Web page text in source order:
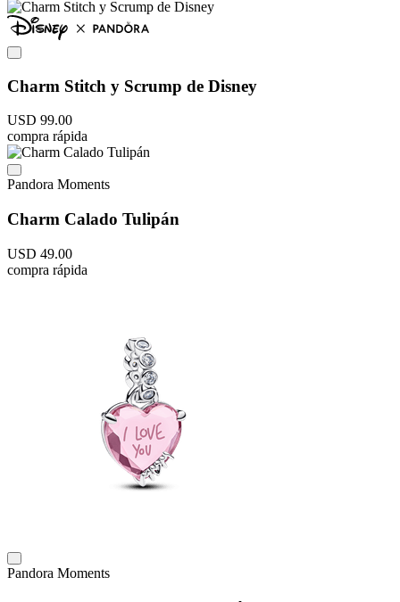
Charm Stitch y Scrump de Disney
USD 99.00
compra rápida
Pandora Moments
Charm Calado Tulipán
USD 49.00
compra rápida
Pandora Moments